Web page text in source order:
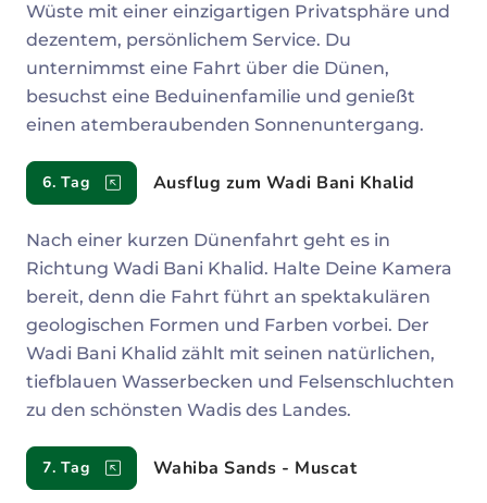
Wüste mit einer einzigartigen Privatsphäre und
dezentem, persönlichem Service. Du
unternimmst eine Fahrt über die Dünen,
besuchst eine Beduinenfamilie und genießt
einen atemberaubenden Sonnenuntergang.
6. Tag Ausflug zum Wadi Bani Khalid
Nach einer kurzen Dünenfahrt geht es in
Richtung Wadi Bani Khalid. Halte Deine Kamera
bereit, denn die Fahrt führt an spektakulären
geologischen Formen und Farben vorbei. Der
Wadi Bani Khalid zählt mit seinen natürlichen,
tiefblauen Wasserbecken und Felsenschluchten
zu den schönsten Wadis des Landes.
7. Tag Wahiba Sands - Muscat